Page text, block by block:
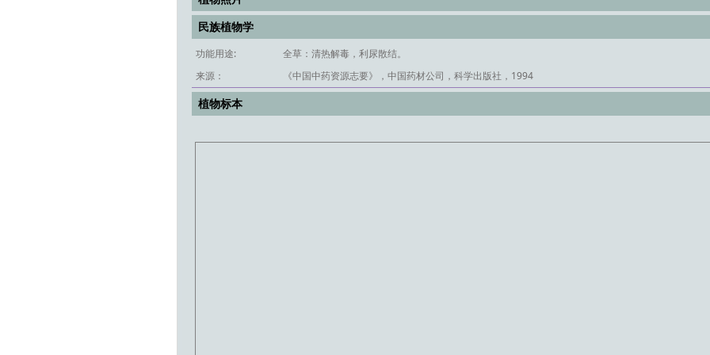
民族植物学
功能用途:
全草：清热解毒，利尿散结。
来源：
《中国中药资源志要》，中国药材公司，科学出版社，1994
植物标本